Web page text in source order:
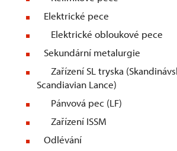
Elektrické pece
Elektrické obloukové pece
Sekundární metalurgie
Zařízení SL tryska
Scandiavian Lance)
Pánvová pec (LF)
Zařízení ISSM
Odlévání